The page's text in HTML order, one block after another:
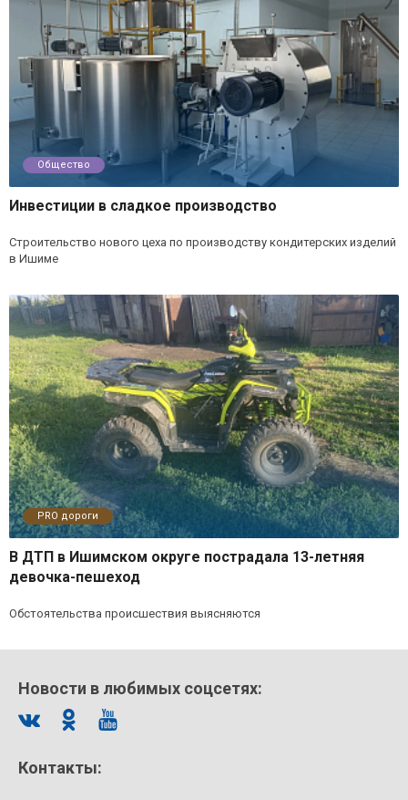
Общество
Инвестиции в сладкое производство
Строительство нового цеха по производству кондитерских изделий
в Ишиме
PRO дороги
В ДТП в Ишимском округе пострадала 13-летняя
девочка-пешеход
Обстоятельства происшествия выясняются
Новости в любимых соцсетях:
Контакты: